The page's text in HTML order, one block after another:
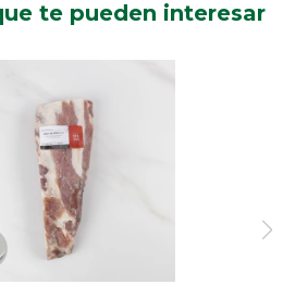
te pueden interesar